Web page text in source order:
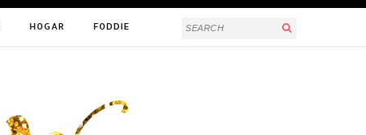
HOGAR FODDIE